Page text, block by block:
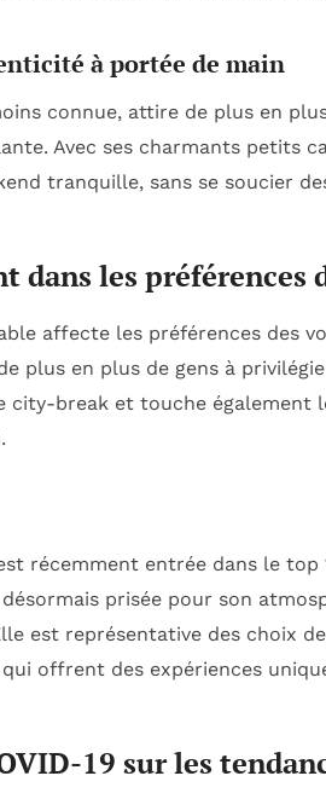
à portée de main
connue, attire de plus en
Avec ses charmants petits
tranquille, sans se soucier
dans les préférences
affecte les préférences des
plus en plus de gens à
city-break et touche également
.
récemment entrée dans le top
prisée pour son
est représentative des choix
offrent des expériences
19 sur les